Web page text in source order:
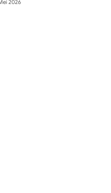
2026